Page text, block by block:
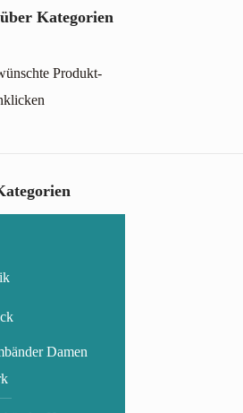
Kategorien
Produkt-
Damen